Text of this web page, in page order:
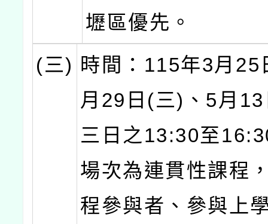
壢區優先。
(三) 時間：115年3月25
月29日(三)、5月
三日之13:30至
場次為連貫性課程
程參與者、參與上